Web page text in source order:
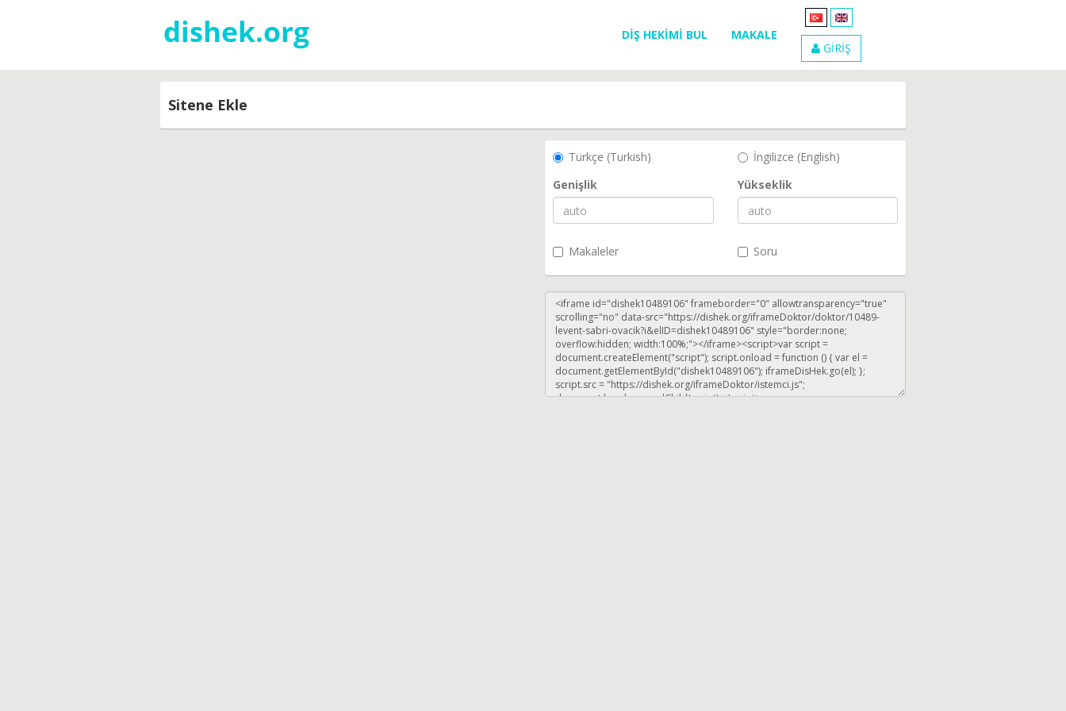
GİRİŞ
DİŞ HEKİMİ BUL MAKALE
Sitene Ekle
Türkçe (Turkish)
İngilizce (English)
Genişlik
Yükseklik
Makaleler Soru